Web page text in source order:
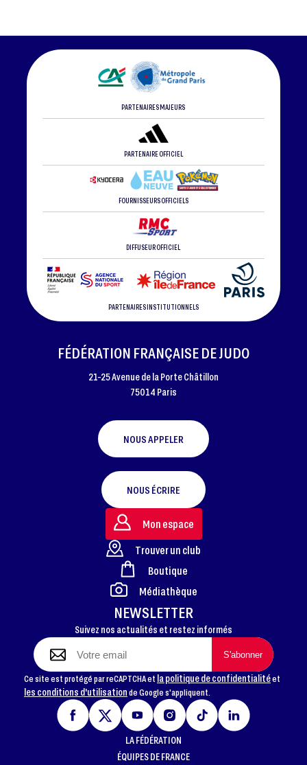
PARTENAIRES MAJEURS
PARTENAIRE OFFICIEL
FOURNISSEURS OFFICIELS
DIFFUSEUR OFFICIEL
PARTENAIRES INSTITUTIONNELS
FOOTER
FÉDÉRATION FRANÇAISE DE JUDO
21-25 Avenue de la Porte Châtillon
75014 Paris
NOUS APPELER
NOUS ÉCRIRE
NEWSLETTER
Suivez nos actualités et restez informés
Ce site est protégé par reCAPTCHA et la politique de confidentialitéet
les conditions d'utilisationde Google s'appliquent.
Mon espace
Trouver un club
Boutique
Médiathèque
LA FÉDÉRATION
ÉQUIPES DE FRANCE